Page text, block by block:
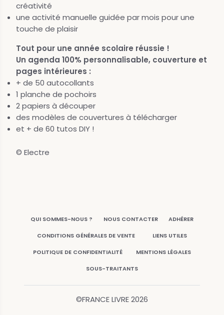
créativité
une activité manuelle guidée par mois pour une
touche de plaisir
Tout pour une année scolaire réussie !
Un agenda 100% personnalisable, couverture et
pages intérieures :
+ de 50 autocollants
1 planche de pochoirs
2 papiers à découper
des modèles de couvertures à télécharger
et + de 60 tutos DIY !
© Electre
QUI SOMMES-NOUS ? NOUS CONTACTER ADHÉRER
CONDITIONS GÉNÉRALES DE VENTE LIENS UTILES
POLITIQUE DE CONFIDENTIALITÉ MENTIONS LÉGALES
SOUS-TRAITANTS
©FRANCE LIVRE2026